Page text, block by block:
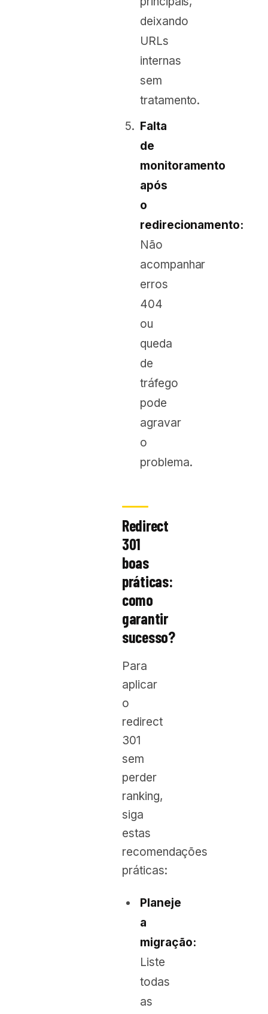
deixando
URLs
internas
sem
tratamento.
Falta
de
monitoramento
após
o
redirecionamento:
Não
acompanhar
erros
404
ou
queda
de
tráfego
pode
agravar
o
problema.
Redirect
301
boas
práticas:
como
garantir
sucesso?
Para
aplicar
o
redirect
301
sem
perder
ranking,
siga
estas
recomendações
práticas:
Planeje
a
migração:
Liste
todas
as